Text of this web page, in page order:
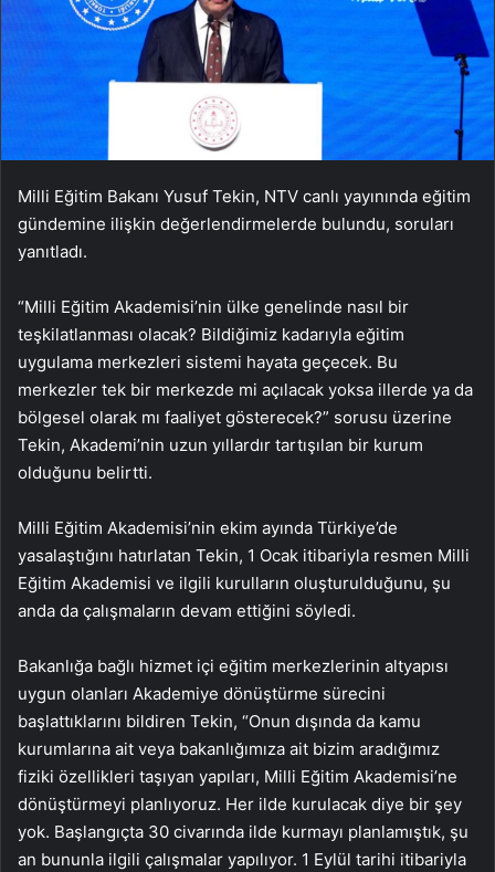
Milli Eğitim Bakanı Yusuf Tekin, NTV canlı yayınında eğitim
gündemine ilişkin değerlendirmelerde bulundu, soruları
yanıtladı.
“Milli Eğitim Akademisi’nin ülke genelinde nasıl bir
teşkilatlanması olacak? Bildiğimiz kadarıyla eğitim
uygulama merkezleri sistemi hayata geçecek. Bu
merkezler tek bir merkezde mi açılacak yoksa illerde ya da
bölgesel olarak mı faaliyet gösterecek?” sorusu üzerine
Tekin, Akademi’nin uzun yıllardır tartışılan bir kurum
olduğunu belirtti.
Milli Eğitim Akademisi’nin ekim ayında Türkiye’de
yasalaştığını hatırlatan Tekin, 1 Ocak itibariyla resmen Milli
Eğitim Akademisi ve ilgili kurulların oluşturulduğunu, şu
anda da çalışmaların devam ettiğini söyledi.
Bakanlığa bağlı hizmet içi eğitim merkezlerinin altyapısı
uygun olanları Akademiye dönüştürme sürecini
başlattıklarını bildiren Tekin, “Onun dışında da kamu
kurumlarına ait veya bakanlığımıza ait bizim aradığımız
fiziki özellikleri taşıyan yapıları, Milli Eğitim Akademisi’ne
dönüştürmeyi planlıyoruz. Her ilde kurulacak diye bir şey
yok. Başlangıçta 30 civarında ilde kurmayı planlamıştık, şu
an bununla ilgili çalışmalar yapılıyor. 1 Eylül tarihi itibariyla